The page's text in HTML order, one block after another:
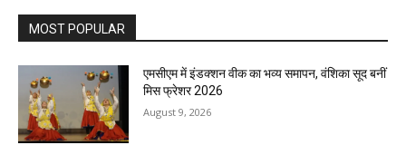
MOST POPULAR
एमसीएम में इंडक्शन वीक का भव्य समापन, वंशिका सूद बनीं
मिस फ्रेशर 2026
August 9, 2026